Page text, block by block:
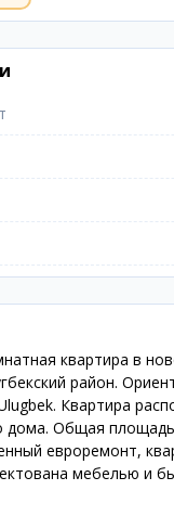
квартира в
район.
Квартира
дома. Общая
евроремонт,
мебелью и